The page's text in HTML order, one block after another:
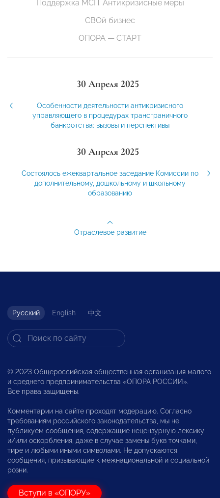
Поддержка МСП. Антикризисные меры
СВОй бизнес
ОПОРА — СТАРТ
30 Апреля 2025
Особенности деятельности антикризисного
управляющего в процедурах трансграничного
банкротства: вызовы и перспективы
30 Апреля 2025
Состоялось ежеквартальное заседание Комиссии по
дополнительному, дошкольному и школьному
образованию
Отраслевое развитие
Русский English 中文
© 2023 Общероссийская общественная организация малого
и среднего предпринимательства «ОПОРА РОССИИ».
Все права защищены.
Комментарии на сайте проходят модерацию. Согласно
требованиям российского законодательства, мы не
публикуем сообщения, содержащие нецензурную лексику
и/или оскорбления, даже в случае замены букв точками,
тире и любыми иными символами. Не допускаются
сообщения, призывающие к межнациональной и социальной
розни.
Вступи в «ОПОРУ»